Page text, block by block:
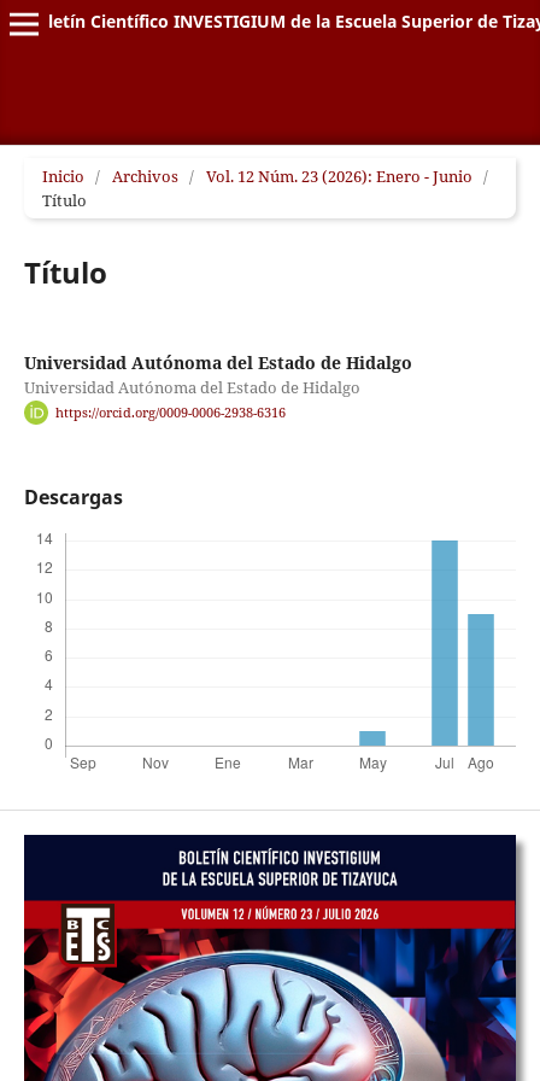
Boletín Científico INVESTIGIUM de la Escuela Superior de
Inicio / Archivos / Vol. 12 Núm. 23 (2026): Enero - Junio /
Título
Título
Universidad Autónoma del Estado de Hidalgo
Universidad Autónoma del Estado de Hidalgo
https://orcid.org/0009-0006-2938-6316
Descargas